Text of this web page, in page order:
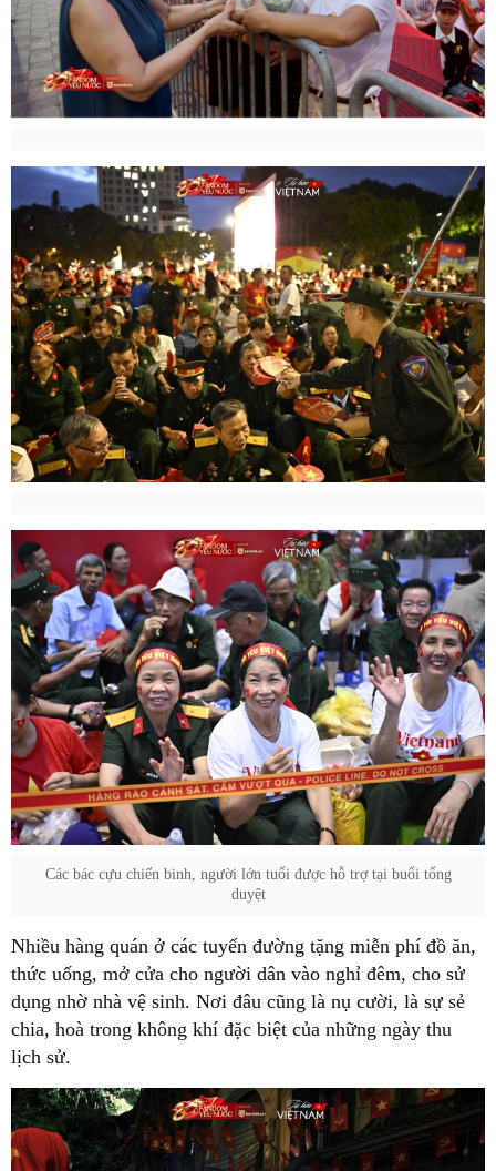
Các bác cựu chiến binh, người lớn tuổi được hỗ trợ tại buổi tổng
duyệt
Nhiều hàng quán ở các tuyến đường tặng miễn phí đồ ăn,
thức uống, mở cửa cho người dân vào nghỉ đêm, cho sử
dụng nhờ nhà vệ sinh. Nơi đâu cũng là nụ cười, là sự sẻ
chia, hoà trong không khí đặc biệt của những ngày thu
lịch sử.